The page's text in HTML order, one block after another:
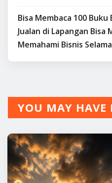
Bisa Membaca 100
Jualan di Lapangan Bisa
Memahami Bisnis
YOU MAY HAVE